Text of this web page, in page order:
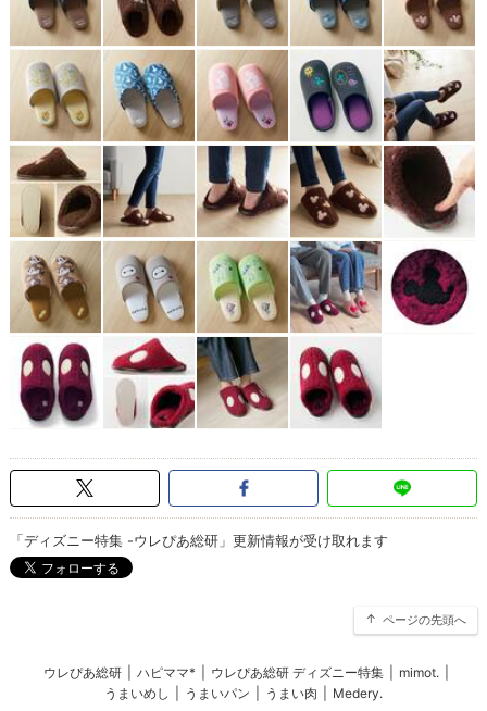
「ディズニー特集 -ウレぴあ総研」更新情報が受け取れます
ページの先頭へ
ウレぴあ総研 ハピママ* ウレぴあ総研 ディズニー特集 mimot.
うまいめし
うまいパン うまい肉 Medery.